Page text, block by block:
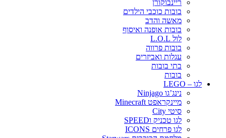
ריינבוקורן
בובות כוכבי הילדים
מאשה והדב
בובות אופנה ואיסוף
לול L.O.L
בובות פרווה
עגלות ואביזרים
בתי בובות
בובות
לגו – LEGO
נינג’גו Ninjago
מיינקראפט Minecraft
סיטי City
לגו טכניק וSPEED
לגו פרחים ICONS